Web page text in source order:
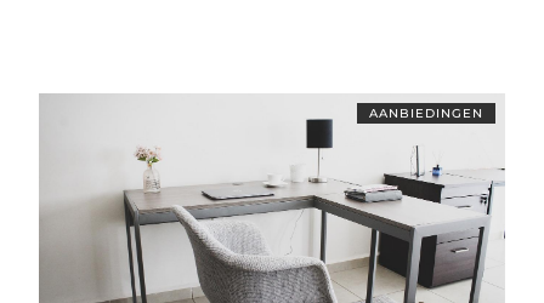
AANBIEDINGEN